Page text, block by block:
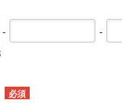
-
-
必須